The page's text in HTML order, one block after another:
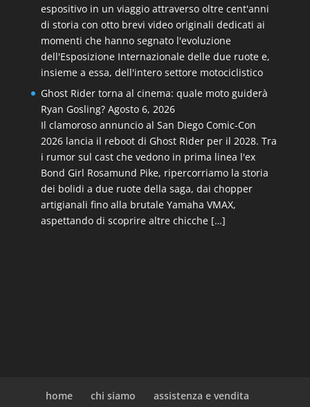
espositivo in un viaggio attraverso oltre cent'anni
di storia con otto brevi video originali dedicati ai
momenti che hanno segnato l'evoluzione
dell'Esposizione Internazionale delle due ruote e,
insieme a essa, dell'intero settore motociclistico
Ghost Rider torna al cinema: quale moto guiderà
Ryan Gosling? Agosto 6, 2026
Il clamoroso annuncio al San Diego Comic-Con
2026 lancia il reboot di Ghost Rider per il 2028. Tra
i rumor sul cast che vedono in prima linea l'ex
Bond Girl Rosamund Pike, ripercorriamo la storia
dei bolidi a due ruote della saga, dai chopper
artigianali fino alla brutale Yamaha VMAX,
aspettando di scoprire altre chicche […]
home chi siamo
assistenza e vendita